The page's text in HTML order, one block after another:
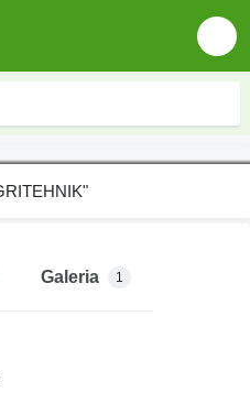
Galeria 1